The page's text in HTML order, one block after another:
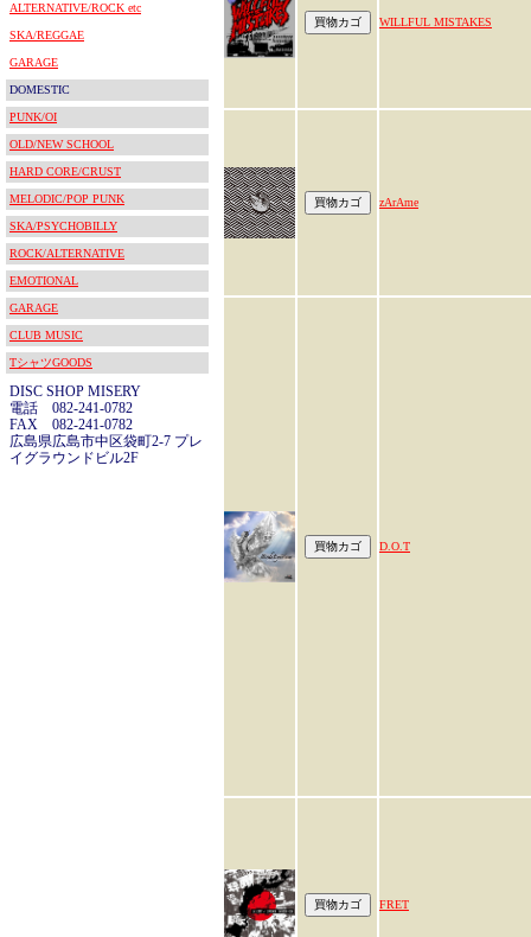
ALTERNATIVE/ROCK etc
SKA/REGGAE
GARAGE
DOMESTIC
PUNK/OI
OLD/NEW SCHOOL
HARD CORE/CRUST
MELODIC/POP PUNK
SKA/PSYCHOBILLY
ROCK/ALTERNATIVE
EMOTIONAL
GARAGE
CLUB MUSIC
TシャツGOODS
DISC SHOP MISERY
電話 082-241-0782
FAX 082-241-0782
広島県広島市中区袋町2-7 プレ
イグラウンドビル2F
WILLFUL MISTAKES
zArAme
D.O.T
FRET